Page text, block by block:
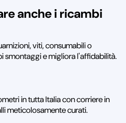
anche i ricambi
viti, consumabili o
smontaggi e migliora l'affidabilità.
in tutta Italia con corriere in
meticolosamente curati.